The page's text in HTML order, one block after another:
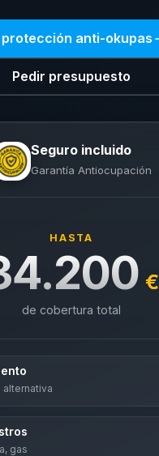
anti-okupas
Pedir presupuesto
Seguro incluido
Garantía Antiocupación
HASTA
€
de cobertura total
alternativa
gas